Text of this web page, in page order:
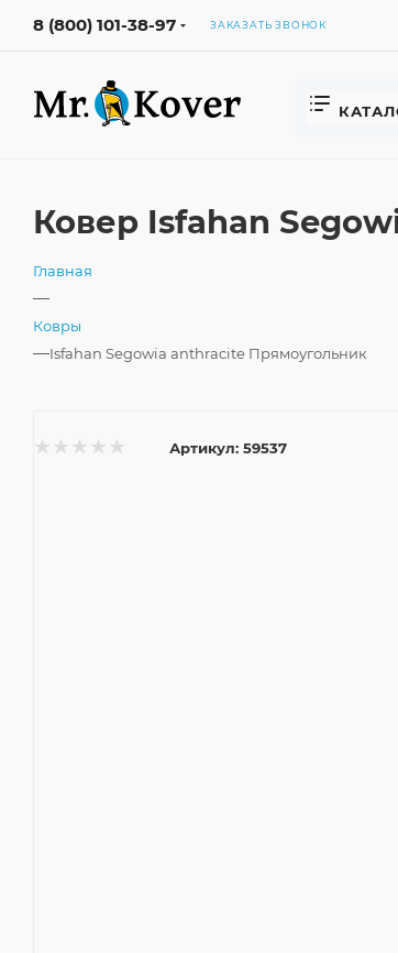
8 (800) 101-38-97 ЗАКАЗАТЬ ЗВОНОК
Ковер Isfahan
Главная
—
Ковры
—Isfahan Segowia anthracite Прямоугольник
Артикул: 59537